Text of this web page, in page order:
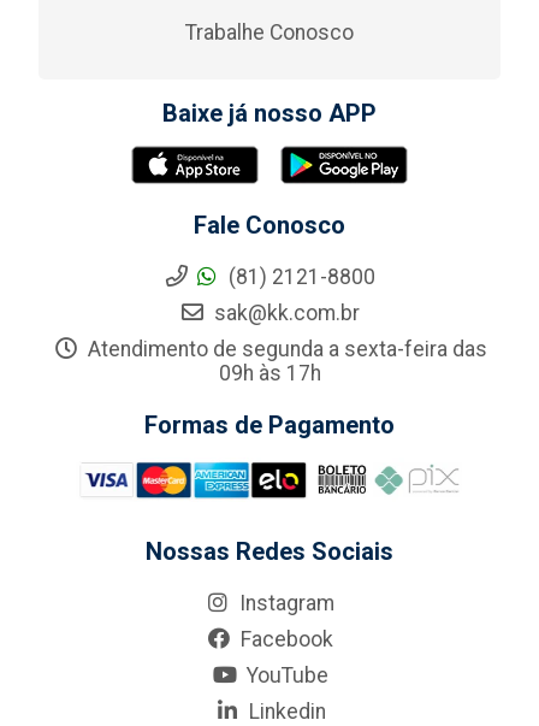
Trabalhe Conosco
Baixe já nosso APP
Fale Conosco
(81) 2121-8800
sak@kk.com.br
Atendimento de segunda a sexta-feira das
09h às 17h
Formas de Pagamento
Nossas Redes Sociais
Instagram
Facebook
YouTube
Linkedin